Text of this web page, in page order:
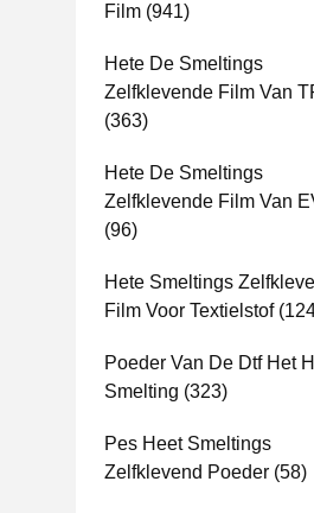
Film (941)
Hete De Smeltings
Zelfklevende Film Van
(363)
Hete De Smeltings
Zelfklevende Film Van
(96)
Hete Smeltings
Film Voor Textielstof
Poeder Van De Dtf Het
Smelting (323)
Pes Heet Smeltings
Zelfklevend Poeder (58)